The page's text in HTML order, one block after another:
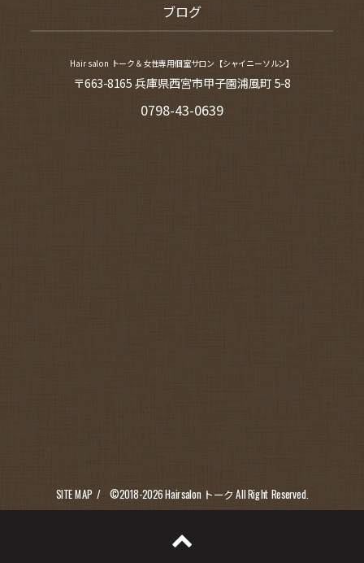
ブログ
Hair salon トーク＆女性専用個室サロン【シャイニーソルン】
〒663-8165 兵庫県西宮市甲子園浦風町 5-8
0798-43-0639
SITE MAP ©2018-2026Hairsalon トーク All Right Reserved.